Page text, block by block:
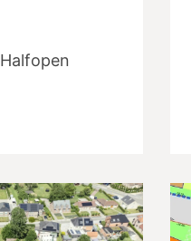
Halfopen